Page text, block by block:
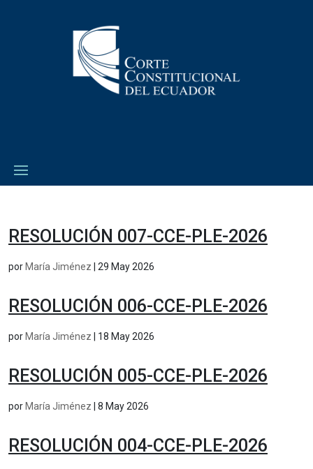
RESOLUCIÓN 007-CCE-PLE-2026
por María Jiménez 29 May 2026
RESOLUCIÓN 006-CCE-PLE-2026
por María Jiménez 18 May 2026
RESOLUCIÓN 005-CCE-PLE-2026
por María Jiménez 8 May 2026
RESOLUCIÓN 004-CCE-PLE-2026